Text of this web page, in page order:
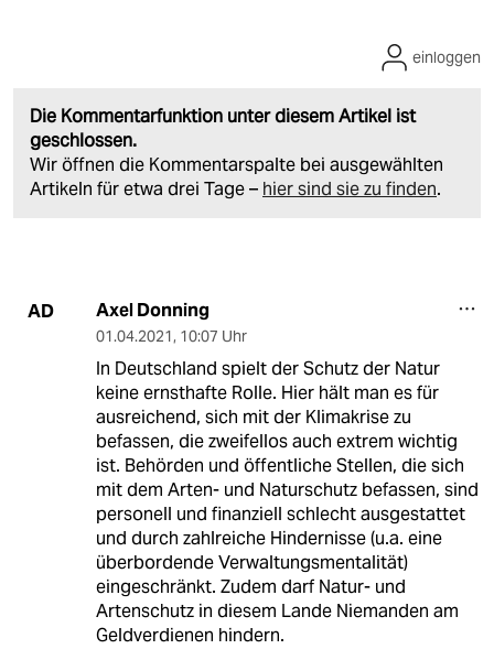
Die Kommentarfunktion unter diesem Artikel ist
geschlossen.
Wir öffnen die Kommentarspalte bei ausgewählten
Artikeln für etwa drei Tage – hier sind sie zu finden.
einloggen
AD Axel Donning
01.04.2021, 10:07 Uhr
In Deutschland spielt der Schutz der Natur
keine ernsthafte Rolle. Hier hält man es für
ausreichend, sich mit der Klimakrise zu
befassen, die zweifellos auch extrem wichtig
ist. Behörden und öffentliche Stellen, die sich
mit dem Arten- und Naturschutz befassen, sind
personell und finanziell schlecht ausgestattet
und durch zahlreiche Hindernisse (u.a. eine
überbordende Verwaltungsmentalität)
eingeschränkt. Zudem darf Natur- und
Artenschutz in diesem Lande Niemanden am
Geldverdienen hindern.